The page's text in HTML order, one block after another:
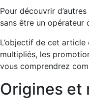
Pour découvrir
sans être un opérateur
L’objectif de cet
multipliés, les
vous comprendrez
Origines et